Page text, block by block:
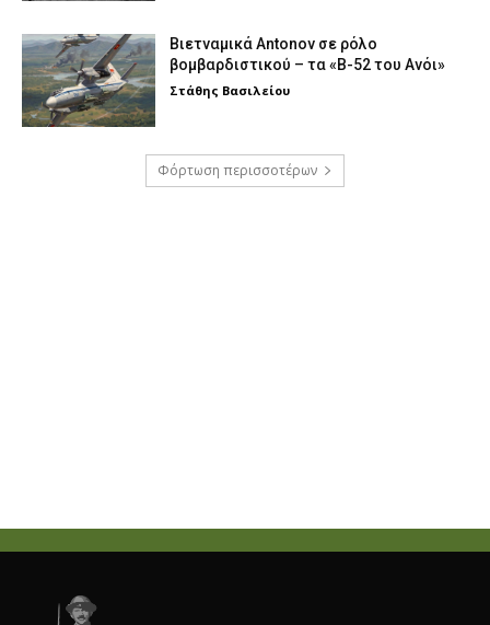
Βιετναμικά Antonov σε ρόλο
βομβαρδιστικού – τα «Β-52 του Ανόι»
Στάθης Βασιλείου
Φόρτωση περισσοτέρων